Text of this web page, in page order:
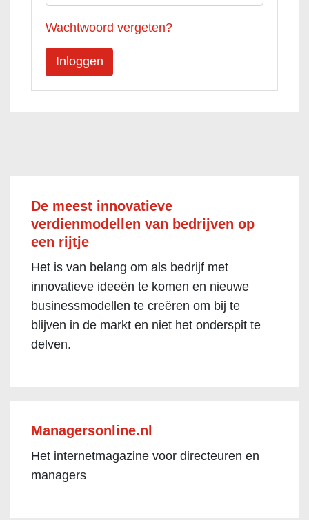
Wachtwoord vergeten?
De meest innovatieve
verdienmodellen van bedrijven op
een rijtje
Het is van belang om als bedrijf met
innovatieve ideeën te komen en nieuwe
businessmodellen te creëren om bij te
blijven in de markt en niet het onderspit te
delven.
Managersonline.nl
Het internetmagazine voor directeuren en
managers